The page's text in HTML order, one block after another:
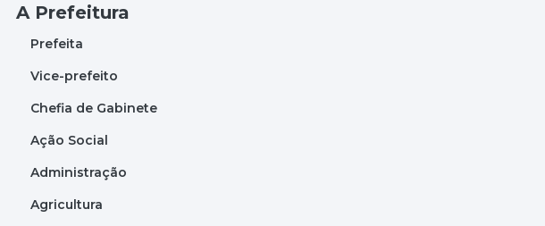
A Prefeitura
Prefeita
Vice-prefeito
Chefia de Gabinete
Ação Social
Administração
Agricultura